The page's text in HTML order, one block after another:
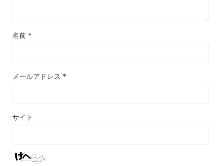
名前 *
メールアドレス *
サイト